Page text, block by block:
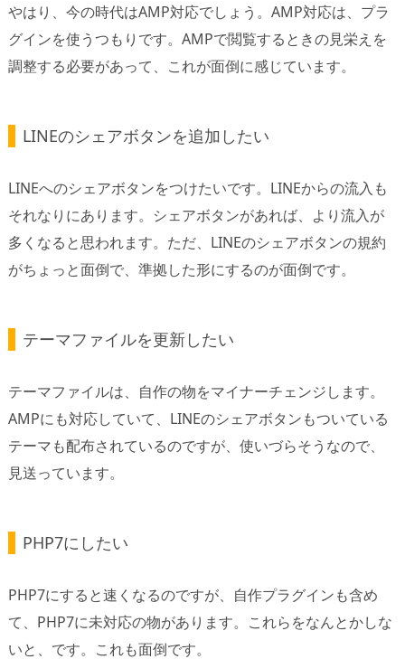
やはり、今の時代はAMP対応でしょう。AMP対応は、プラ
グインを使うつもりです。AMPで閲覧するときの見栄えを
調整する必要があって、これが面倒に感じています。
LINEのシェアボタンを追加したい
LINEへのシェアボタンをつけたいです。LINEからの流入も
それなりにあります。シェアボタンがあれば、より流入が
多くなると思われます。ただ、LINEのシェアボタンの規約
がちょっと面倒で、準拠した形にするのが面倒です。
テーマファイルを更新したい
テーマファイルは、自作の物をマイナーチェンジします。
AMPにも対応していて、LINEのシェアボタンもついている
テーマも配布されているのですが、使いづらそうなので、
見送っています。
PHP7にしたい
PHP7にすると速くなるのですが、自作プラグインも含め
て、PHP7に未対応の物があります。これらをなんとかしな
いと、です。これも面倒です。